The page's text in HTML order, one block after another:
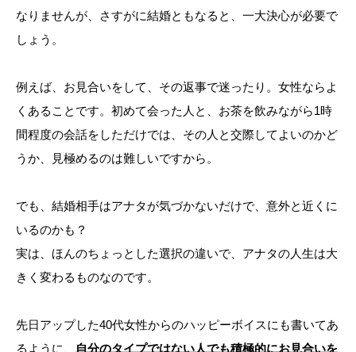
なりませんが、さすがに結婚ともなると、一大決心が必要で
しょう。
例えば、お見合いをして、その返事で迷ったり。女性ならよ
くあることです。初めて会った人と、お茶を飲みながら1時
間程度の会話をしただけでは、その人と交際してよいのかど
うか、見極めるのは難しいですから。
でも、結婚相手はアナタが気づかないだけで、意外と近くに
いるのかも？
実は、ほんのちょっとした選択の違いで、アナタの人生は大
きく変わるものなのです。
先日アップした40代女性からのハッピーボイスにも書いてあ
るように、 自分のタイプではない人でも積極的にお見合いを